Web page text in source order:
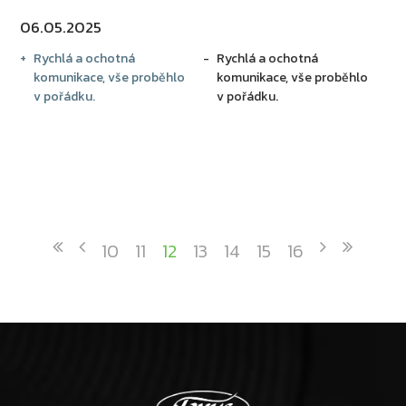
06.05.2025
Rychlá a ochotná
komunikace, vše proběhlo
v pořádku.
Rychlá a ochotná
komunikace, vše proběhlo
v pořádku.
10 11 12 13 14 15 16